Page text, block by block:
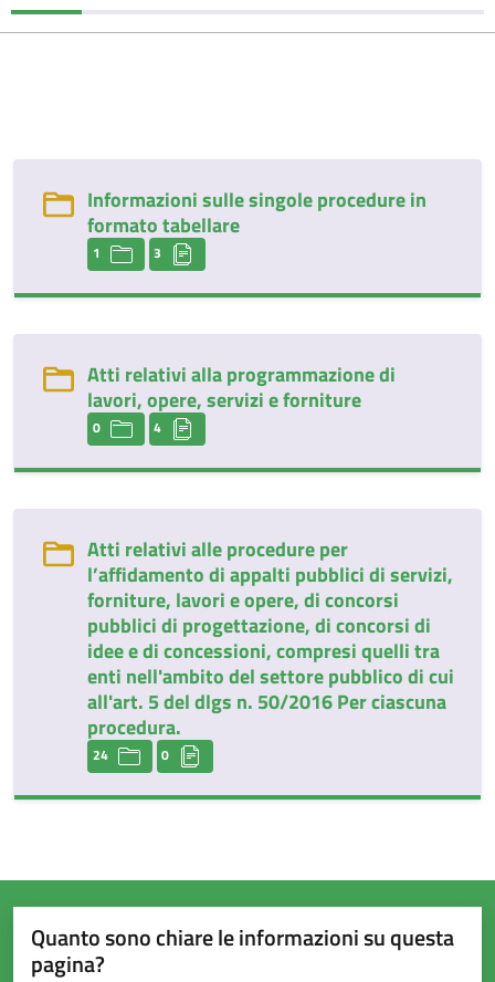
Informazioni sulle singole procedure in
formato tabellare
1 3
Atti relativi alla programmazione di
lavori, opere, servizi e forniture
0 4
Atti relativi alle procedure per
l’affidamento di appalti pubblici di servizi,
forniture, lavori e opere, di concorsi
pubblici di progettazione, di concorsi di
idee e di concessioni, compresi quelli tra
enti nell'ambito del settore pubblico di cui
all'art. 5 del dlgs n. 50/2016 Per ciascuna
procedura.
24 0
Quanto sono chiare le informazioni su questa
pagina?